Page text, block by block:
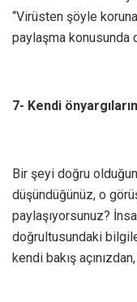
“Virüsten şöyle
paylaşma konusunda
7- Kendi
Bir şeyi doğru
düşündüğünüz, o
paylaşıyorsunuz?
doğrultusundaki
kendi bakış